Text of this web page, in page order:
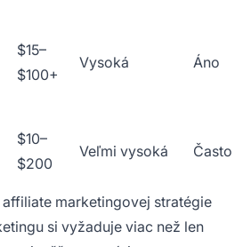
$15–
$100+
Vysoká Áno
$10–
$200
Veľmi vysoká Často
marketingovej stratégie
si vyžaduje viac než len